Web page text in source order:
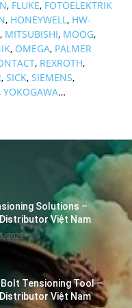
, FLUKE, FOTOELEKTRIK
, HONEYWELL, HW-
, MITSUBISHI, MOOG,
, OMEGA, PALMER
, REXROTH,
, SICK, SIEMENS,
YOKOGAWA…
Solutions –
Việt Nam
2023
Bolt Tensioning Tool –
Việt Nam